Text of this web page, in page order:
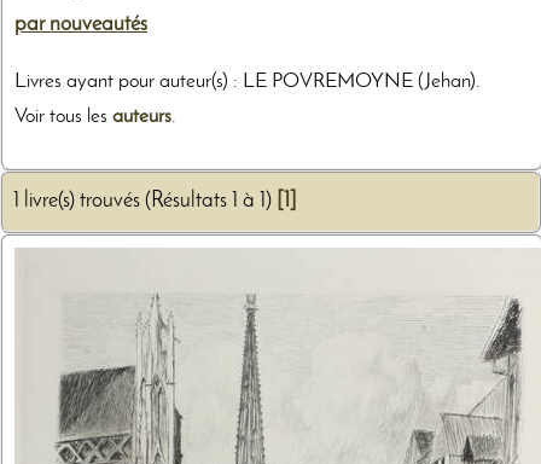
par nouveautés
Livres ayant pour auteur(s) : LE POVREMOYNE (Jehan).
Voir tous les auteurs.
1 livre(s) trouvés (Résultats 1 à 1)